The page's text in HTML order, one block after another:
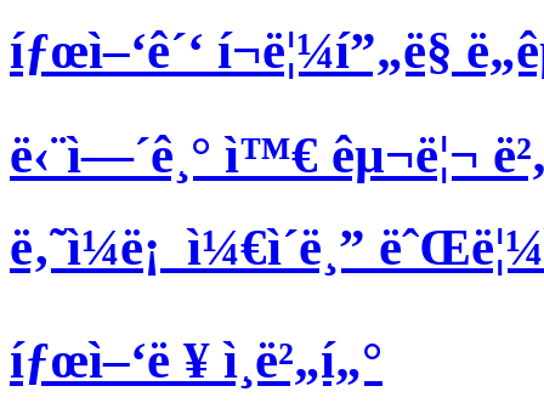
íƒœì–‘ê´‘ í¬ë¦¼í”„ë§
ë‹¨ì—´ê¸° ì™€ êµ¬ë¦¬
ë‚˜ì¼ë¡ ì¼€ì´ë¸”
íƒœì–‘ë ¥ ì¸ë²„í„°